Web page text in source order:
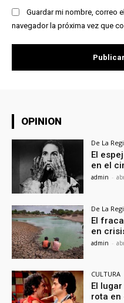
Guardar mi nombre, correo
navegador la próxima vez que
OPINION
De La
El
en el
admin -
De La
El
en
admin -
CULTURA
El
rota en